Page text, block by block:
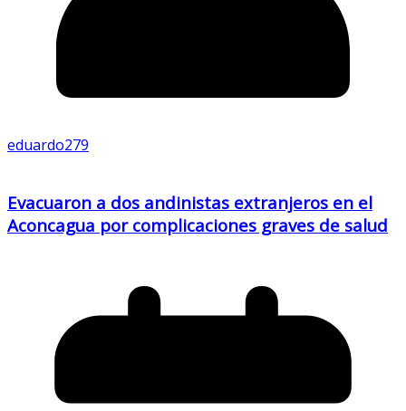
eduardo279
Evacuaron a dos andinistas extranjeros en el
Aconcagua por complicaciones graves de salud